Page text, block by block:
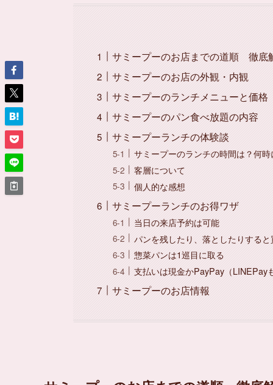
サミープーのお店までの道順 徹底
サミープーのお店の外観・内観
サミープーのランチメニューと価格
サミープーのパン食べ放題の内容
サミープーランチの体験談
サミープーのランチの時間は？何
客層について
個人的な感想
サミープーランチのお得ワザ
当日の来店予約は可能
パンを残したり、落としたりする
惣菜パンは1巡目に取る
支払いは現金かPayPay（LINEPay
サミープーのお店情報